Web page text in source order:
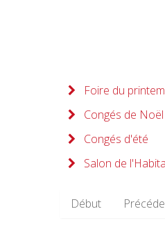
Foire du
Congés de Noël
Congés d'été
Salon de
Début